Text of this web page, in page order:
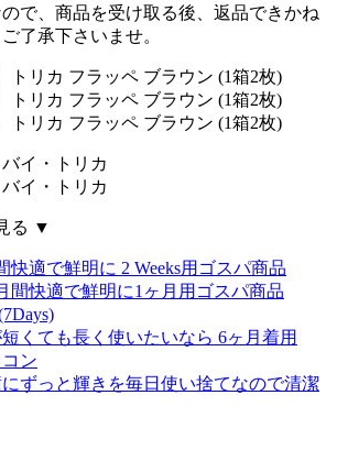
ので、商品を受け取る後、返品できかね
了承下さいませ。
る ▼